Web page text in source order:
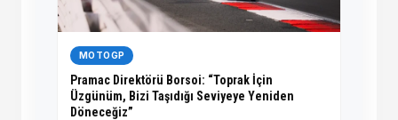
MOTOGP
Pramac Direktörü Borsoi: “Toprak İçin
Üzgünüm, Bizi Taşıdığı Seviyeye Yeniden
Döneceğiz”